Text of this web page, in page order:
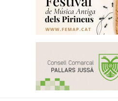
Portada